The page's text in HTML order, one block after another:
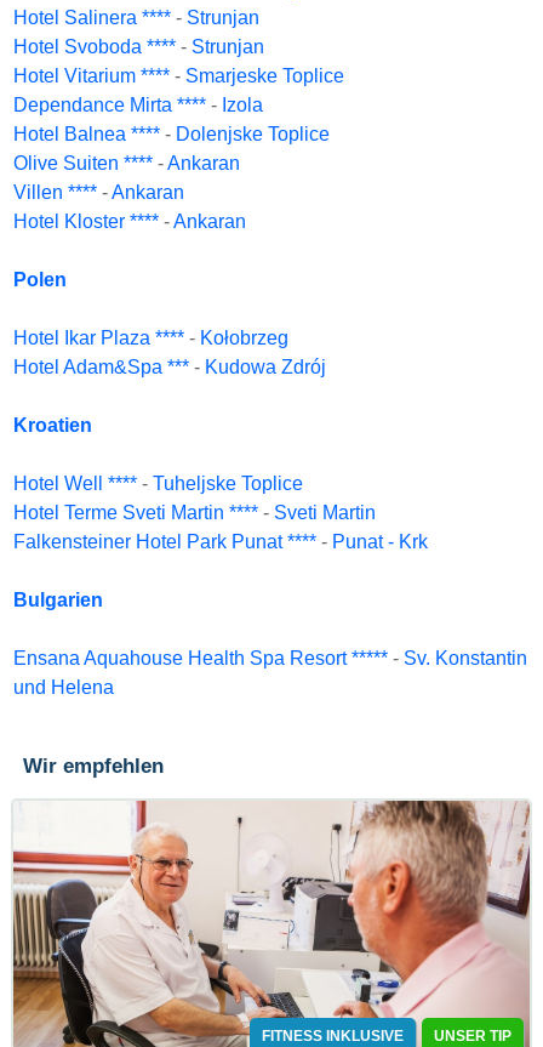
Hotel Salinera **** - Strunjan
Hotel Svoboda **** - Strunjan
Hotel Vitarium **** - Smarjeske Toplice
Dependance Mirta **** - Izola
Hotel Balnea **** - Dolenjske Toplice
Olive Suiten **** -Ankaran
Villen **** -Ankaran
Hotel Kloster **** -Ankaran
Polen
Hotel Ikar Plaza **** - Kołobrzeg
Hotel Adam&Spa *** - Kudowa Zdrój
Kroatien
Hotel Well **** - Tuheljske Toplice
Hotel Terme Sveti Martin **** - Sveti Martin
Falkensteiner Hotel Park Punat **** - Punat - Krk
Bulgarien
Ensana Aquahouse Health Spa Resort ***** - Sv. Konstantin
und Helena
Wir empfehlen
FITNESS INKLUSIVE UNSER TIP